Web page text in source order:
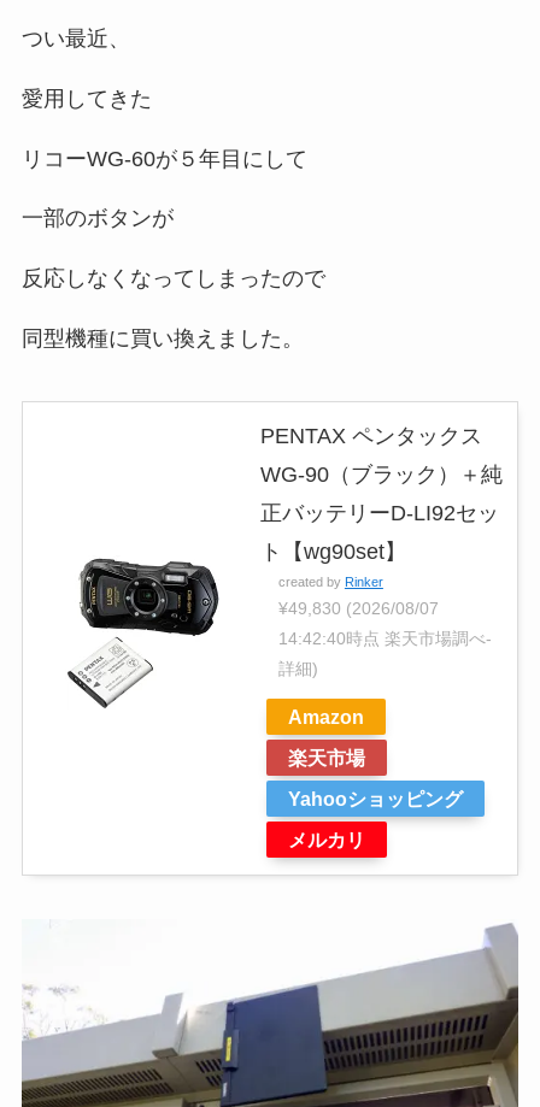
つい最近、
愛用してきた
リコーWG-60が５年目にして
一部のボタンが
反応しなくなってしまったので
同型機種に買い換えました。
PENTAX ペンタックス
WG-90（ブラック）＋純
正バッテリーD-LI92セッ
ト【wg90set】
created by Rinker
¥49,830 (2026/08/07
14:42:40時点 楽天市場調べ-
詳細)
Amazon
楽天市場
Yahooショッピング
メルカリ